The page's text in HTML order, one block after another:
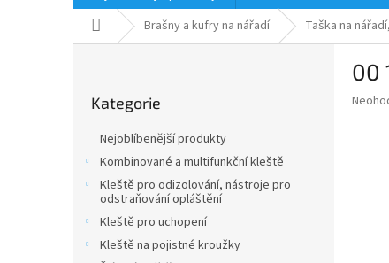
Domů Brašny a kufry na nářadí Taška na
kategorie
Kategorie
Nejoblíbenější produkty
Kombinované a multifunkční kleště
Kleště pro odizolování, nástroje pro
odstraňování opláštění
Kleště pro uchopení
Kleště na pojistné kroužky
00